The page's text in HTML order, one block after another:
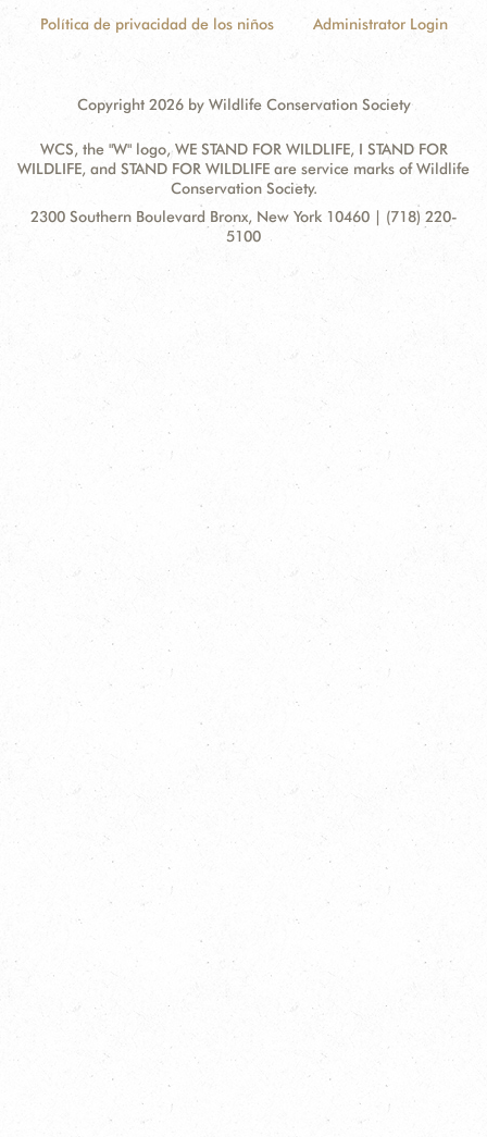
Política de privacidad de los niños Administrator Login
Copyright 2026 by Wildlife Conservation Society
WCS, the "W" logo, WE STAND FOR WILDLIFE, I STAND FOR
WILDLIFE, and STAND FOR WILDLIFE are service marks of Wildlife
Conservation Society.
Contact
Address:
2300 Southern Boulevard Bronx, New York 10460 | (718) 220-
5100